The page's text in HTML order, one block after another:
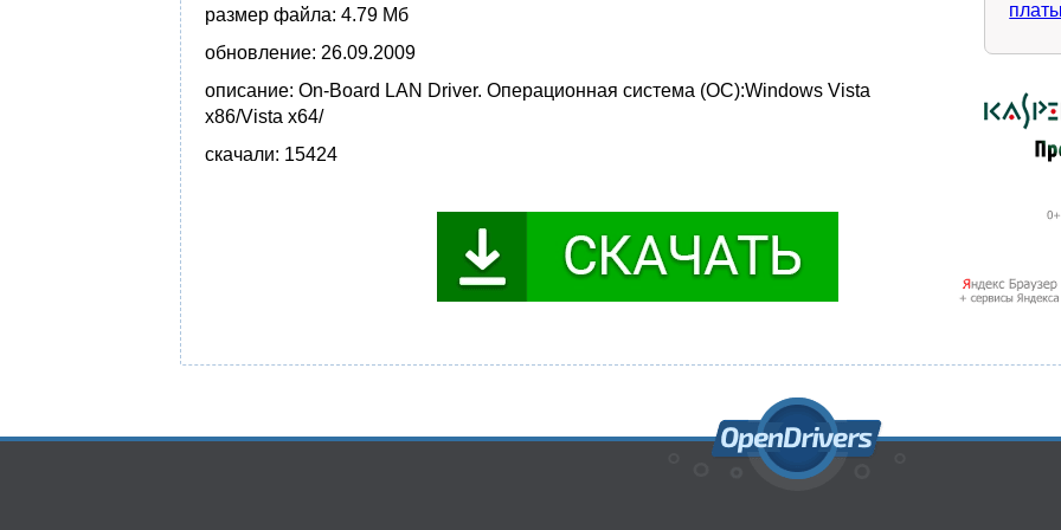
размер файла: 4.79 Мб
обновление: 26.09.2009
описание: On-Board LAN Driver. Операционная система (ОС):Windows Vista
x86/Vista x64/
скачали: 15424